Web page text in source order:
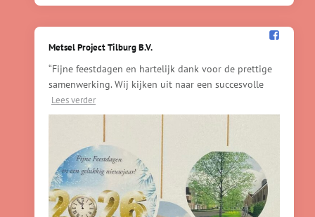
Metsel Project Tilburg B.V.️
“Fijne feestdagen en hartelijk dank voor de prettige
samenwerking. Wij kijken uit naar een succesvolle
Lees verder